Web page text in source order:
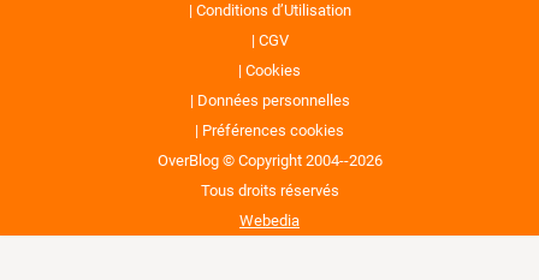
Conditions d’Utilisation
CGV
Cookies
Données personnelles
Préférences cookies
OverBlog © Copyright 2004--2026
Tous droits réservés
Webedia